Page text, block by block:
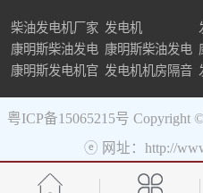
柴油发电机厂家 发电机
康明斯柴油发电
机组
康明斯柴油发电
机
康明斯发电机官 发电机机房隔音
粤ICP备15065215号 Copyright
ⓔ 网址：http://